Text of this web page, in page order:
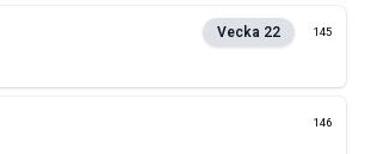
Vecka 22 145
146